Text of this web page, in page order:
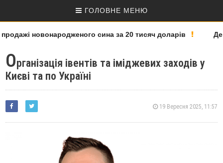
ГОЛОВНЕ МЕНЮ
новонародженого сина за 20 тисяч доларів
Організація івентів та іміджевих заходів у
Києві та по Україні
19 Вересня 2025, 11:57